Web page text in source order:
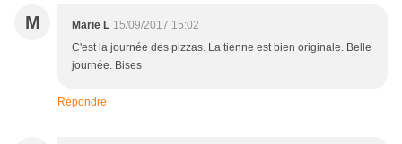
M Marie L 15/09/2017 15:02
C'est la journée des pizzas. La tienne est bien originale. Belle
journée. Bises
Répondre